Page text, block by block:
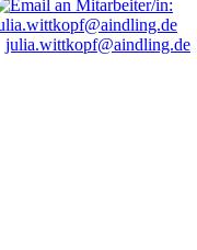
julia.wittkopf@aindling.de